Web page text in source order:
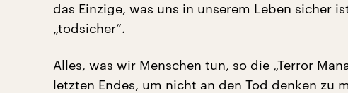
das Einzige, was uns in unserem Leben sicher
„todsicher“.
Alles, was wir Menschen tun, so die „Terror
letzten Endes, um nicht an den Tod denken zu